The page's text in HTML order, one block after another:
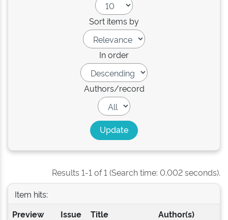
Sort items by
In order
Authors/record
Results 1-1 of 1 (Search time: 0.002 seconds).
Item hits:
Preview
Issue
Title Author(s)